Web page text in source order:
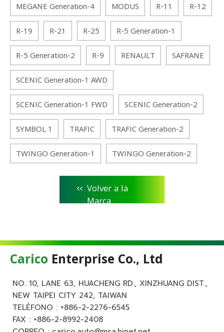
MEGANE Generation-4
MODUS R-11
R-12
R-19
R-21 R-25
R-5 Generation-1
R-5 Generation-2
R-9 RENAULT
SAFRANE
SCENIC Generation-1 AWD
SCENIC Generation-1 FWD
SCENIC Generation-2
SYMBOL 1
TRAFIC
TRAFIC Generation-2
TWINGO Generation-1
TWINGO Generation-2
<< Volver a la
Marca
Carico Enterprise Co., Ltd
NO. 10, LANE 63, HUACHENG RD., XINZHUANG DIST.,
NEW TAIPEI CITY 242, TAIWAN
TELÉFONO : +886-2-2276-6545
FAX : +886-2-8992-2408